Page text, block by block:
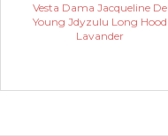
Vesta Dama Jacqueline De
Young Jdyzulu Long Hood
Lavander